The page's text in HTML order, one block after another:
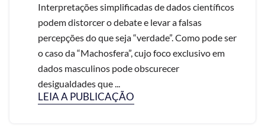
Interpretações simplificadas de dados científicos
podem distorcer o debate e levar a falsas
percepções do que seja “verdade”. Como pode ser
o caso da “Machosfera”, cujo foco exclusivo em
dados masculinos pode obscurecer
desigualdades que ...
LEIA A PUBLICAÇÃO